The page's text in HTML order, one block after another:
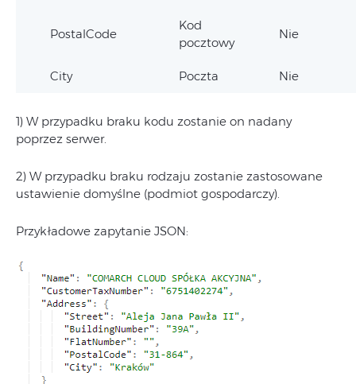
PostalCode
Kod
pocztowy
Nie
City Poczta Nie
1) W przypadku braku kodu zostanie on nadany
poprzez serwer.
2) W przypadku braku rodzaju zostanie zastosowane
ustawienie domyślne (podmiot gospodarczy).
Przykładowe zapytanie JSON: